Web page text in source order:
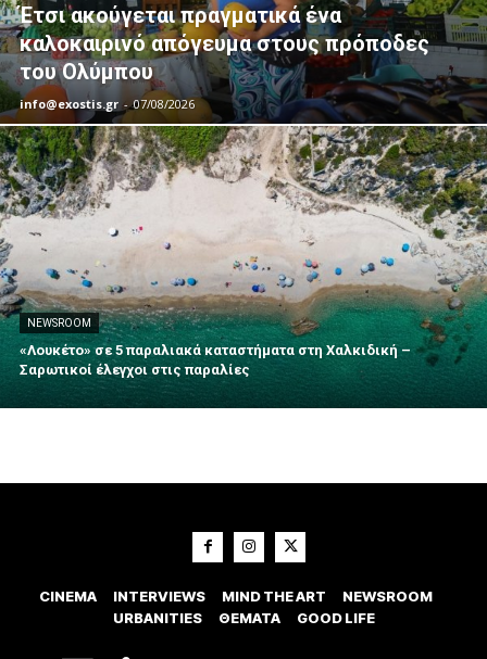
Έτσι ακούγεται πραγματικά ένα
καλοκαιρινό απόγευμα στους πρόποδες
του Ολύμπου
info@exostis.gr - 07/08/2026
NEWSROOM
«Λουκέτο» σε 5 παραλιακά καταστήματα στη Χαλκιδική –
Σαρωτικοί έλεγχοι στις παραλίες
CINEMA INTERVIEWS MIND THE ART
NEWSROOM
URBANITIES
ΘΕΜΑΤΑ GOOD LIFE